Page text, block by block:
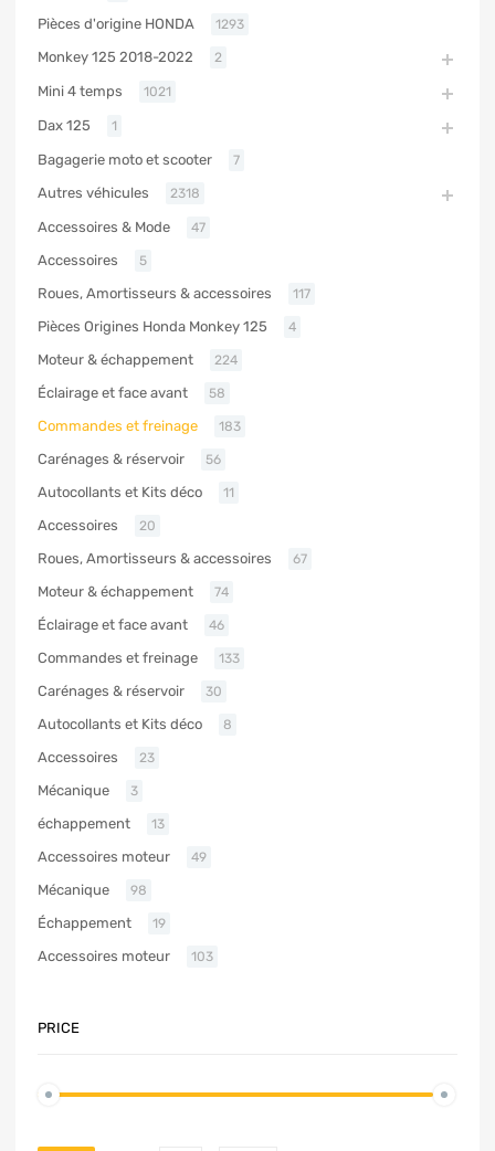
Pièces d'origine HONDA 1293
Monkey 125 2018-2022 2
Mini 4 temps 1021
Dax 125 1
Bagagerie moto et scooter 7
Autres véhicules 2318
Accessoires & Mode 47
Accessoires 5
Roues, Amortisseurs & accessoires 117
Pièces Origines Honda Monkey 125 4
Moteur & échappement 224
Éclairage et face avant 58
Commandes et freinage 183
Carénages & réservoir 56
Autocollants et Kits déco 11
Accessoires 20
Roues, Amortisseurs & accessoires 67
Moteur & échappement 74
Éclairage et face avant 46
Commandes et freinage 133
Carénages & réservoir 30
Autocollants et Kits déco 8
Accessoires 23
Mécanique 3
échappement 13
Accessoires moteur 49
Mécanique 98
Échappement 19
Accessoires moteur 103
PRICE